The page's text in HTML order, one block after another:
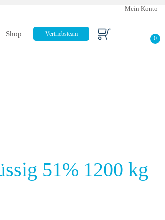
Mein Konto
Shop Vertriebsteam
0
51% 1200 kg